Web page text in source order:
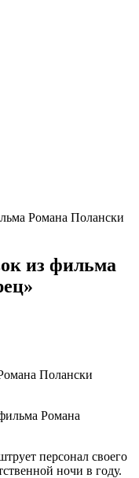
Романа Полански
из фильма
Полански
персонал своего
ночи в году.